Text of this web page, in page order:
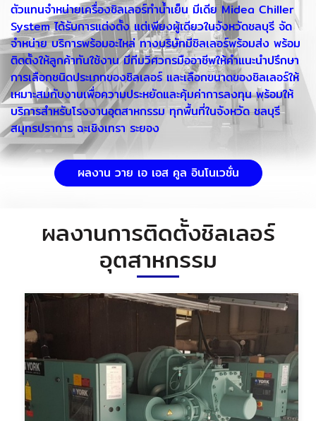
ตัวแทนจำหน่ายเครื่องชิลเลอร์ทำน้ำเย็น มีเดีย Midea Chiller
System ได้รับการแต่งตั้ง แต่เพียงผู้เดียวในจังหวัดชลบุรี จัด
จำหน่าย บริการพร้อมอะไหล่ ทางบริษัทมีชิลเลอร์พร้อมส่ง พร้อม
ติดตั้งให้ลูกค้าทันใช้งาน มีทีมวิศวกรมืออาชีพให้คำแนะนำปรึกษา
การเลือกชนิดประเภทของชิลเลอร์ และเลือกขนาดของชิลเลอร์ให้
เหมาะสมกับงานเพื่อความประหยัดและคุ้มค่าการลงทุน พร้อมให้
บริการสำหรับโรงงานอุตสาหกรรม ทุกพื้นที่ในจังหวัด ชลบุรี
สมุทรปราการ ฉะเชิงเทรา ระยอง
ผลงาน วาย เอ เอส คูล อินโนเวชั่น
ผลงานการติดตั้งชิลเลอร์
อุตสาหกรรม